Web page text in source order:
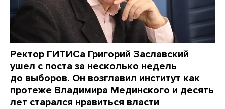
Ректор ГИТИСа Григорий Заславский
ушел с поста за несколько недель
до выборов. Он возглавил институт как
протеже Владимира Мединского и десять
лет старался нравиться власти